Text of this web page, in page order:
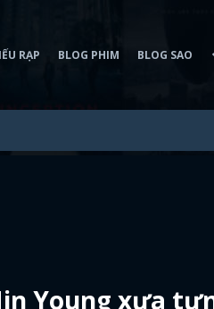
RẠP BLOG PHIM BLOG SAO
Young xưa